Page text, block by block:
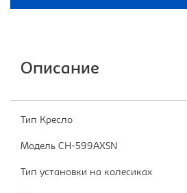
Описание
Тип Кресло
Модель CH-599AXSN
Тип установки на колесиках